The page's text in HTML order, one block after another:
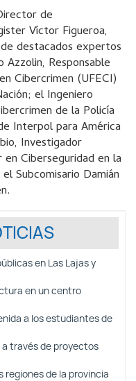
de
Víctor Figueroa,
destacados expertos
Responsable
Cibercrimen (UFECI)
el Ingeniero
de la Policía
Interpol para América
Investigador
Ciberseguridad en la
Subcomisario Damián
en Las Lajas y
en un centro
a los estudiantes de
a través de proyectos
regiones de la provincia